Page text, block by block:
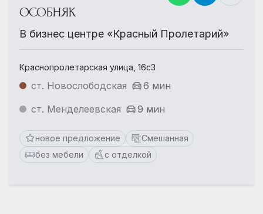
ОСОБНЯК
В бизнес центре «Красный Пролетарий»
Краснопролетарская улица, 16с3
ст. Новослободская
6 мин
ст. Менделеевская
9 мин
новое предложение
Смешанная
без мебели
с отделкой